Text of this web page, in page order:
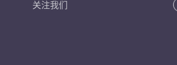
关注我们